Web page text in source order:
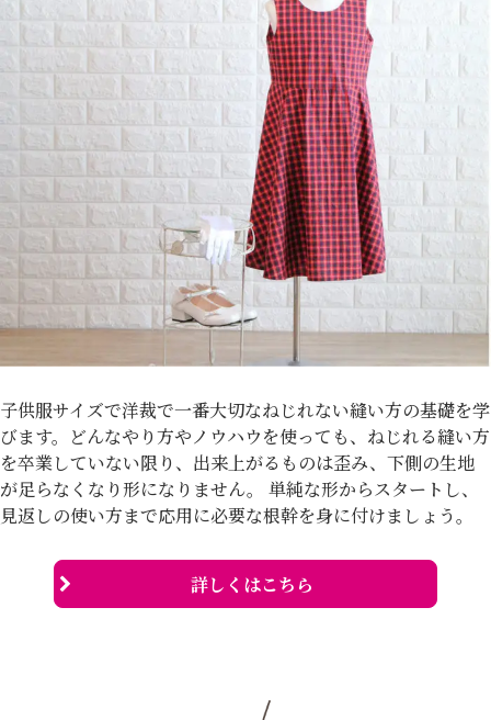
子供服サイズで洋裁で一番大切なねじれない縫い方の基礎を学
びます。どんなやり方やノウハウを使っても、ねじれる縫い方
を卒業していない限り、出来上がるものは歪み、下側の生地
が足らなくなり形になりません。 単純な形からスタートし、
見返しの使い方まで応用に必要な根幹を身に付けましょう。
詳しくはこちら